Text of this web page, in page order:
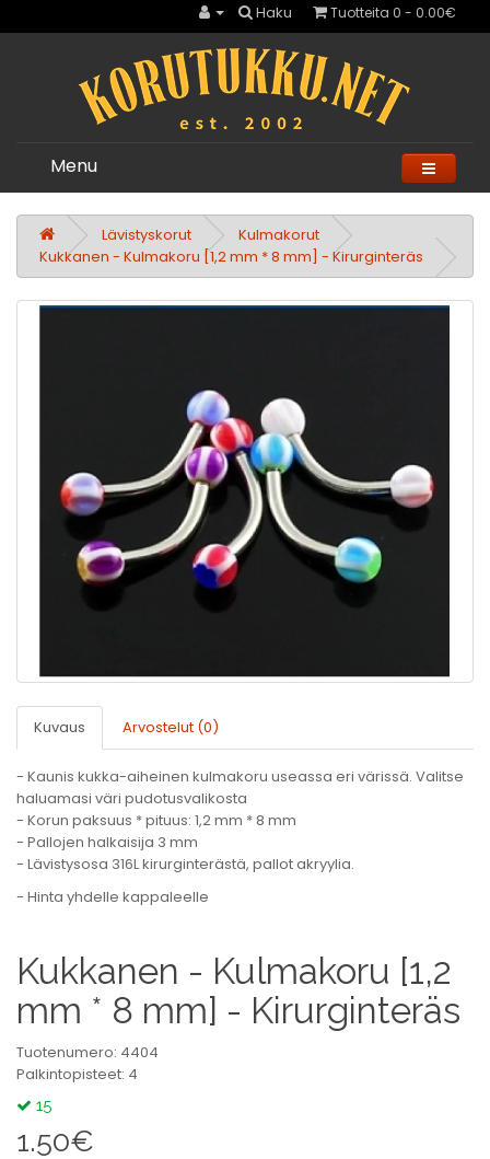
Haku Tuotteita 0 - 0.00€
Menu
Lävistyskorut
Kulmakorut
Kukkanen - Kulmakoru [1,2 mm * 8 mm] - Kirurginteräs
Kuvaus Arvostelut (0)
- Kaunis kukka-aiheinen kulmakoru useassa eri värissä. Valitse
haluamasi väri pudotusvalikosta
- Korun paksuus * pituus: 1,2 mm * 8 mm
- Pallojen halkaisija 3 mm
- Lävistysosa 316L kirurginterästä, pallot akryylia.
- Hinta yhdelle kappaleelle
Kukkanen - Kulmakoru [1,2
mm * 8 mm] - Kirurginteräs
Tuotenumero: 4404
Palkintopisteet: 4
15
1.50€